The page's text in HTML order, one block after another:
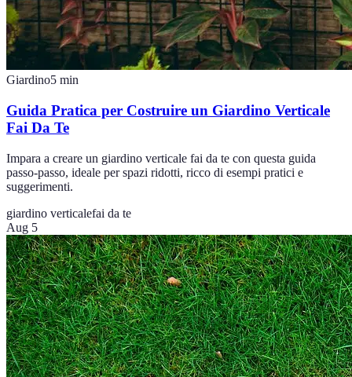
Giardino5 min
Guida Pratica per Costruire un Giardino Verticale
Fai Da Te
Impara a creare un giardino verticale fai da te con questa guida
passo-passo, ideale per spazi ridotti, ricco di esempi pratici e
suggerimenti.
giardino verticalefai da te
Aug 5